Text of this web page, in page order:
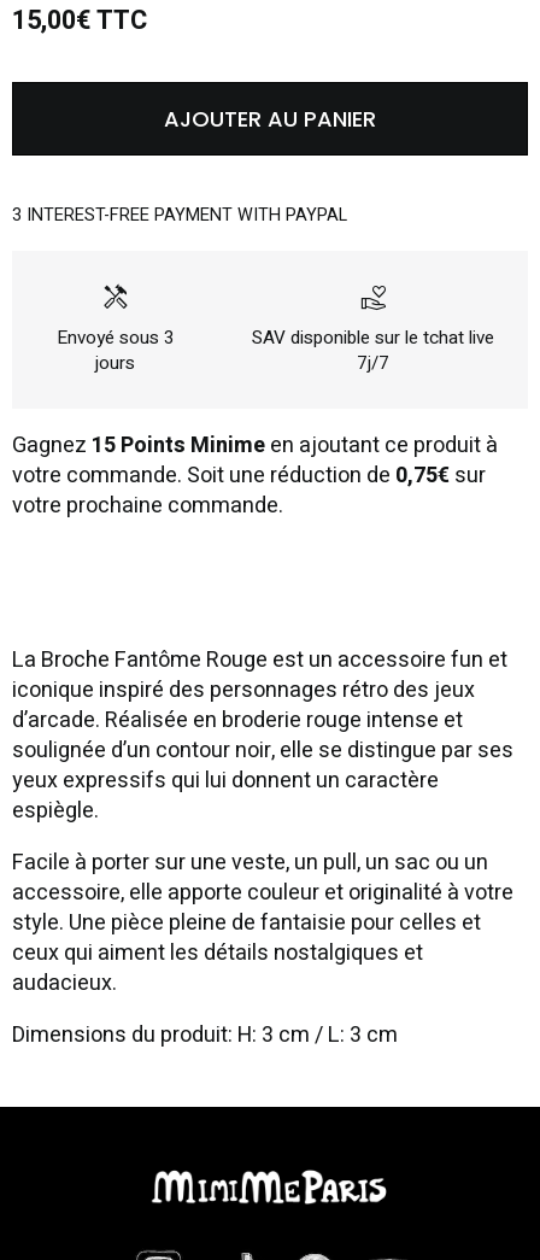
15,00€ TTC
AJOUTER AU PANIER
3 INTEREST-FREE PAYMENT WITH PAYPAL
handyman
Envoyé sous 3
jours
volunteer_activism
SAV disponible sur le tchat live
7j/7
Gagnez 15 Points Minimeen ajoutant ce produit à
votre commande. Soit une réduction de 0,75€sur
votre prochaine commande.
La Broche Fantôme Rouge est un accessoire fun et
iconique inspiré des personnages rétro des jeux
d’arcade. Réalisée en broderie rouge intense et
soulignée d’un contour noir, elle se distingue par ses
yeux expressifs qui lui donnent un caractère
espiègle.
Facile à porter sur une veste, un pull, un sac ou un
accessoire, elle apporte couleur et originalité à votre
style. Une pièce pleine de fantaisie pour celles et
ceux qui aiment les détails nostalgiques et
audacieux.
Dimensions du produit: H: 3 cm / L: 3 cm